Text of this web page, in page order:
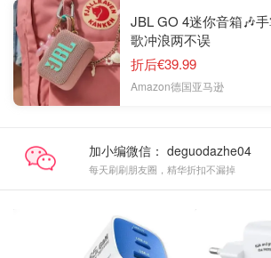
JBL GO 4迷你音箱🎶
歌冲浪两不误
折后€39.99
Amazon德国亚马逊
加小编微信：
每天刷刷朋友圈，精华折扣不漏掉